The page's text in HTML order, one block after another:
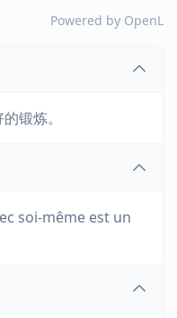
Powered by OpenL
锻炼。
soi-même est un